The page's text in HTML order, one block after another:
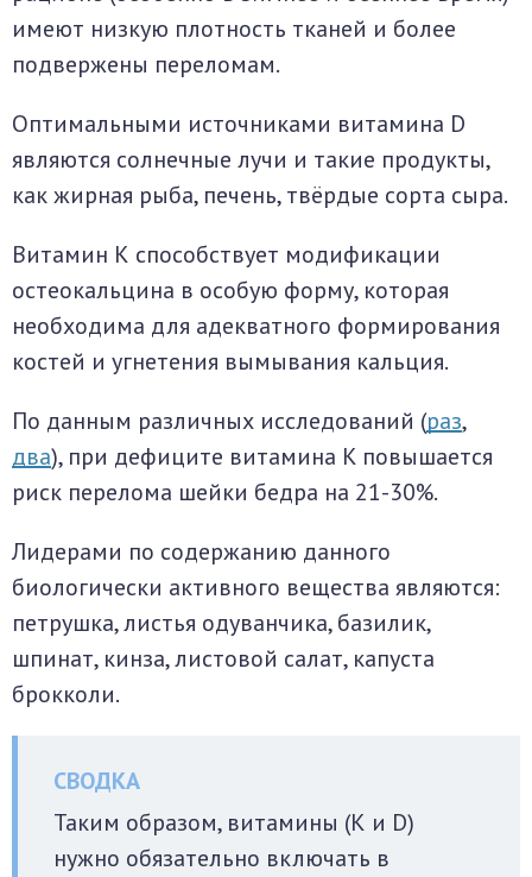
имеют низкую плотность тканей и более
подвержены переломам.
Оптимальными источниками витамина D
являются солнечные лучи и такие продукты,
как жирная рыба, печень, твёрдые сорта сыра.
Витамин К способствует модификации
остеокальцина в особую форму, которая
необходима для адекватного формирования
костей и угнетения вымывания кальция.
По данным различных исследований (раз,
два), при дефиците витамина K повышается
риск перелома шейки бедра на 21-30%.
Лидерами по содержанию данного
биологически активного вещества являются:
петрушка, листья одуванчика, базилик,
шпинат, кинза, листовой салат, капуста
брокколи.
Таким образом, витамины (К и D)
нужно обязательно включать в